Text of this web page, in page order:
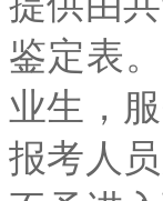
鉴定表
业生，
报考人